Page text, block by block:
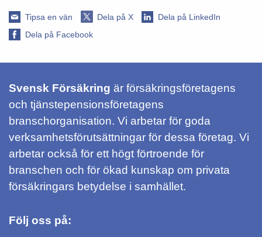
Tipsa en vän Dela på X
Dela på LinkedIn
Dela på Facebook
Svensk Försäkring är försäkringsföretagens
och tjänstepensionsföretagens
branschorganisation. Vi arbetar för goda
verksamhetsförutsättningar för dessa företag. Vi
arbetar också för ett högt förtroende för
branschen och för ökad kunskap om privata
försäkringars betydelse i samhället.
Följ oss på: